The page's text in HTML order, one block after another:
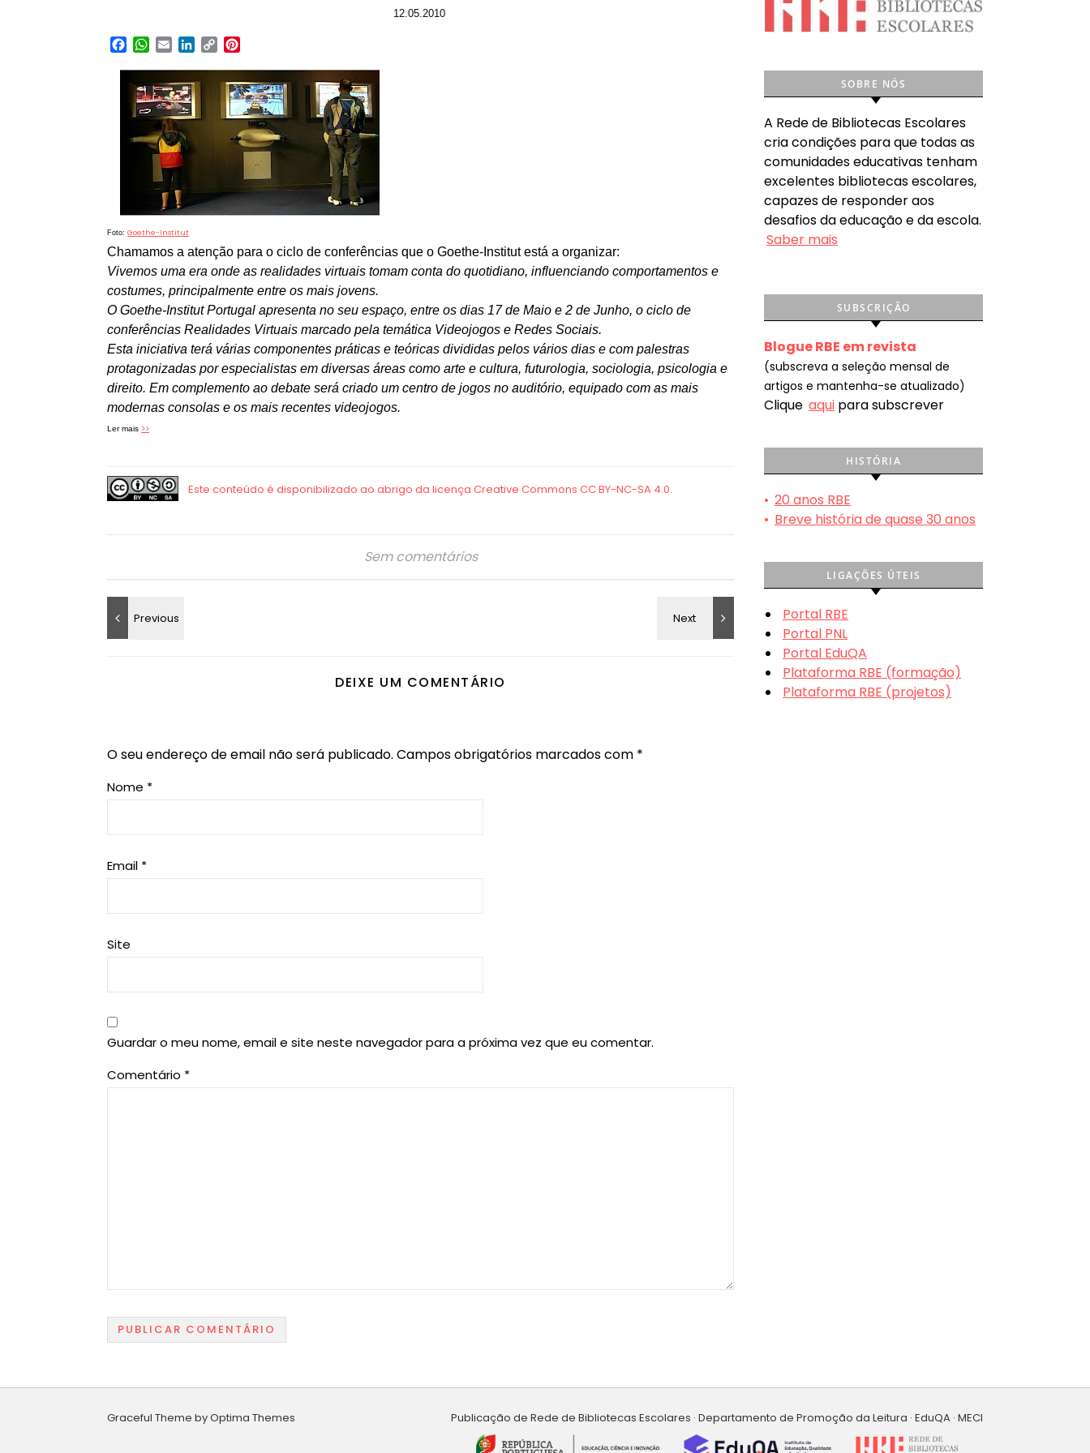
12.05.2010
Facebook
WhatsApp
EmailLinkedIn
Copy
Foto: Goethe-Institut
Chamamos a atenção para o ciclo de conferências que o Goethe-Institut está a organizar:
Vivemos uma era onde as realidades virtuais tomam conta do quotidiano, influenciando comportamentos e
costumes, principalmente entre os mais jovens.
O Goethe-Institut Portugal apresenta no seu espaço, entre os dias 17 de Maio e 2 de Junho, o ciclo de
conferências Realidades Virtuais marcado pela temática Videojogos e Redes Sociais.
Esta iniciativa terá várias componentes práticas e teóricas divididas pelos vários dias e com palestras
protagonizadas por especialistas em diversas áreas como arte e cultura, futurologia, sociologia, psicologia e
direito. Em complemento ao debate será criado um centro de jogos no auditório, equipado com as mais
modernas consolas e os mais recentes videojogos.
Ler mais >>
Sem comentários
DEIXE UM COMENTÁRIO
O seu endereço de email não será publicado. Campos obrigatórios marcados com *
Nome *
Email *
Site
Guardar o meu nome, email e site neste navegador para a próxima vez que eu comentar.
Comentário *
SOBRE NÓS
A Rede de Bibliotecas Escolares
cria condições para que todas as
comunidades educativas tenham
excelentes bibliotecas escolares,
capazes de responder aos
desafios da educação e da escola.
Saber mais
SUBSCRIÇÃO
Blogue RBE em revista
(subscreva a seleção mensal de
artigos e mantenha-se atualizado)
Clique aqui para subscrever
HISTÓRIA
• 20 anos RBE
• Breve história de quase 30 anos
LIGAÇÕES ÚTEIS
Portal RBE
Portal PNL
Portal EduQA
Plataforma RBE (formação)
Plataforma RBE (projetos)
Publicação de Rede de Bibliotecas Escolares · Departamento de Promoção da Leitura · EduQA · MECI
Graceful Theme byOptima Themes